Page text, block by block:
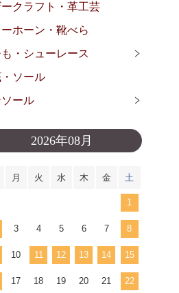
ークラフト・革工芸
ーホーン・靴べら
・シューレース
ソール
ール
2026年08月
月 火 水 木 金 土
1
3 4 5 6 7 8
10 11 12 13 14 15
17 18 19 20 21 22